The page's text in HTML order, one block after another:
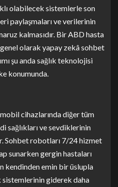
olabilecek sistemlerle son
paylaşmaları ve verilerinin
kalmasıdır. Bir ABD hasta
olarak yapay zekâ sohbet
şu anda sağlık teknolojisi
konumunda.
cihazlarında diğer tüm
sağlıkları ve sevdiklerinin
Sohbet robotları 7/24 hizmet
sunarken gergin hastaları
kendinden emin bir üslupla
sistemlerinin giderek daha